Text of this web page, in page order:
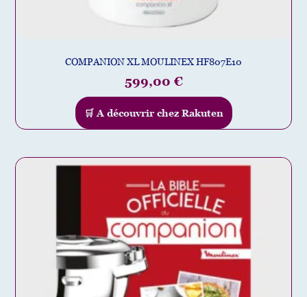
COMPANION XL MOULINEX HF807E10
599,00 €
🛒 A découvrir chez Rakuten